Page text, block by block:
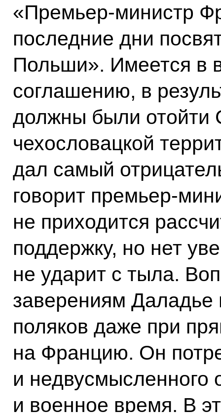
«Премьер‑министр
последние дни
Польши». Имеется в
соглашению, в
должны были отойти
чехословацкой
дал самый
говорит
не приходится
поддержку, но нет
не ударит с тыла.
заверениям Даладье
поляков даже при
на Францию. Он
и недвусмысленного
и военное время. В